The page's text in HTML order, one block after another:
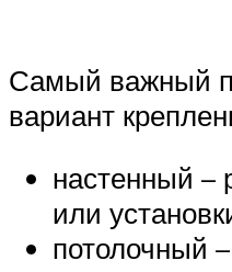
Самый важный
вариант
настенный –
или
потолочный